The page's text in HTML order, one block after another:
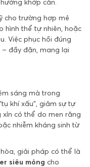
khớp cắn.
cho trường hợp mẻ
hình thể tự nhiên, hoặc
Việc phục hồi đúng
– đầy đặn, mang lại
sáng mà trong
khí xấu”, giảm sự tự
xỉn có thể do men răng
nhiễm kháng sinh từ
giải pháp có thể là
siêu mỏng cho